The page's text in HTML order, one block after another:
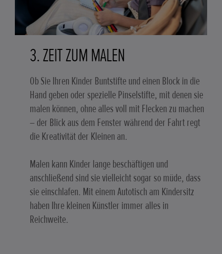
3. ZEIT ZUM MALEN
Ob Sie Ihren Kinder Buntstifte und einen Block in die
Hand geben oder spezielle Pinselstifte, mit denen sie
malen können, ohne alles voll mit Flecken zu machen
– der Blick aus dem Fenster während der Fahrt regt
die Kreativität der Kleinen an.
Malen kann Kinder lange beschäftigen und
anschließend sind sie vielleicht sogar so müde, dass
sie einschlafen. Mit einem Autotisch am Kindersitz
haben Ihre kleinen Künstler immer alles in
Reichweite.